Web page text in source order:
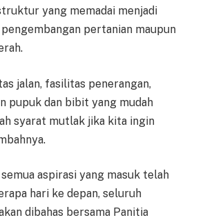
yang memadai menjadi
pertanian maupun
jalan, fasilitas penerangan,
pupuk dan bibit yang mudah
syarat mutlak jika kita ingin
aspirasi yang masuk telah
hari ke depan, seluruh
dibahas bersama Panitia